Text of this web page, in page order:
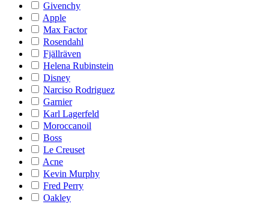
Givenchy
Apple
Max Factor
Rosendahl
Fjällräven
Helena Rubinstein
Disney
Narciso Rodriguez
Garnier
Karl Lagerfeld
Moroccanoil
Boss
Le Creuset
Acne
Kevin Murphy
Fred Perry
Oakley